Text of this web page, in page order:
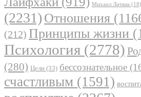
Михаил Литвак (18)
(2231) Отношения
(212) Принципы жизни
Психология (2778)
(280) Цели (33) бессознательное
счастливым (1591)